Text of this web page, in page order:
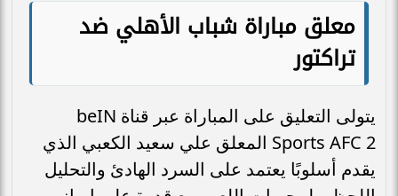
معلق مباراة شباب الأهلي ضد
تراكتور
يتولى التعليق على المباراة عبر قناة beIN
Sports AFC 2 المعلق علي سعيد الكعبي الذي
يقدم أسلوبًا يعتمد على السرد الهادئ والتحليل